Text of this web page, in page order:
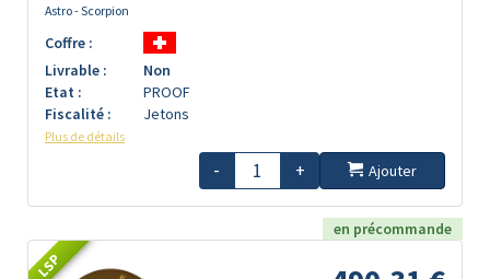
Astro - Scorpion
Coffre :
Livrable :
Non
Etat :
PROOF
Fiscalité :
Jetons
Plus de détails
- + Ajouter
en précommande
LSP